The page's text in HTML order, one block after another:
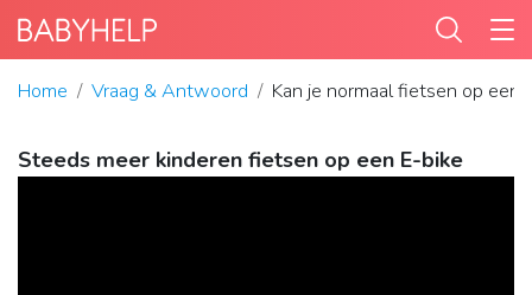
Home Vraag & Antwoord Kan je normaal fietsen op een
Steeds meer kinderen fietsen op een E-bike